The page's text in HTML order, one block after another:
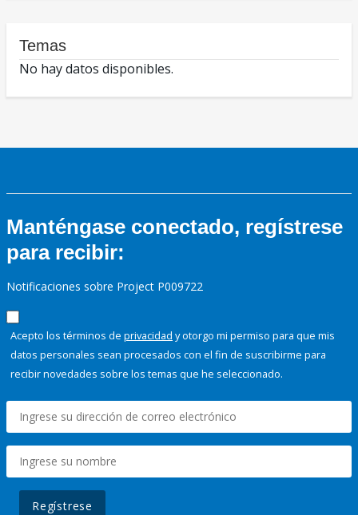
Temas
No hay datos disponibles.
Manténgase conectado, regístrese
para recibir:
Notificaciones sobre Project P009722
Acepto los términos de privacidad y otorgo mi permiso para que mis
datos personales sean procesados con el fin de suscribirme para
recibir novedades sobre los temas que he seleccionado.
Regístrese